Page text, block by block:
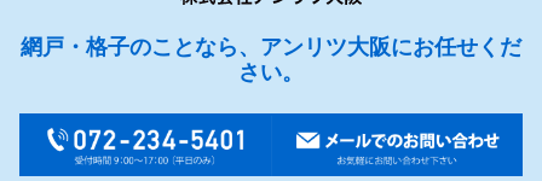
網戸・格子のことなら、アンリツ大阪にお任せくだ
さい。